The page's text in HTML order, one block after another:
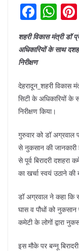
F
a
c
e
o
o
k
W
h
at
A
p
शहरी विकास मंत्री डॉ
अधिकारियों के साथ
निरीक्षण
देहरादून_शहरी विकास
सिटी के अधिकारियों
निरीक्षण किया।
गुरुवार को डॉ अग्रवाल
से नुकसान की जानकारी
से पूर्व बिरादरी
का खर्चा स्वयं उठाने की
डॉ अग्रवाल ने कहा कि
घास व पौधों को नुकसान
कमेटी के लोगों द्वारा
इस मौके पर बन्नू